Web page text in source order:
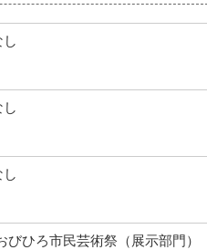
し
し
し
びひろ市民芸術祭（展示部門）